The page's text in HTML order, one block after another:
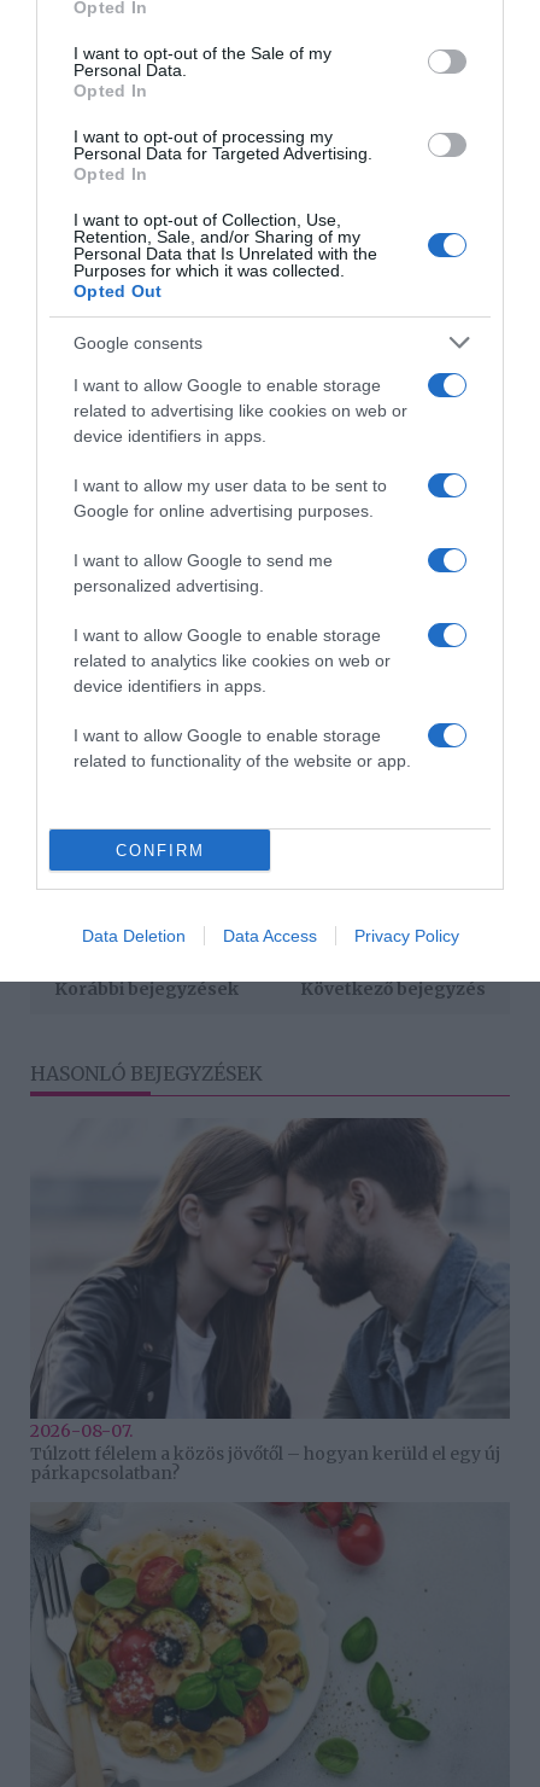
use your data for below specified purposes in below Google
consent section.
Opted In
I want to opt-out of the Sale of my
Personal Data.
Opted In
I want to opt-out of processing my
Personal Data for Targeted Advertising.
Opted In
I want to opt-out of Collection, Use,
Retention, Sale, and/or Sharing of my
Personal Data that Is Unrelated with the
Purposes for which it was collected.
Opted Out
Google consents
I want to allow Google to enable storage
related to advertising like cookies on web or
device identifiers in apps.
I want to allow my user data to be sent to
Google for online advertising purposes.
I want to allow Google to send me
personalized advertising.
I want to allow Google to enable storage
related to analytics like cookies on web or
device identifiers in apps.
I want to allow Google to enable storage
related to functionality of the website or app.
CONFIRM
Data Deletion Data Access Privacy Policy
Weisz Fanni imádja az állatokat, kedvence a kiskutyája,
Szőlőke, ám szerelme nemrég egy ékszerteknőssel lepte
– Valójában meglepetés volt, aminek nagyon örültem én
is, mert kislánykoromban pont egy ilyen teknős volt az
Blikknek vidáman Fanni.
Facebook
Weisz Fanni,Bókay Gergő
Korábbi bejegyzések Következő bejegyzés
HASONLÓ BEJEGYZÉSEK
2026-08-07.
Túlzott félelem a közös jövőtől – hogyan kerüld el egy új
párkapcsolatban?